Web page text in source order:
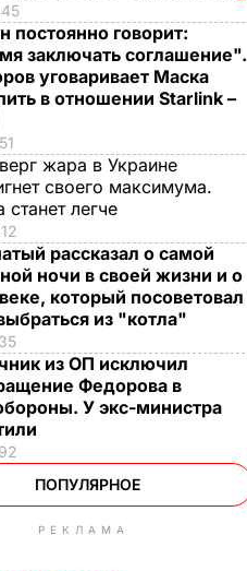
постоянно говорит:
заключать соглашение".
уговаривает Маска
в отношении Starlink –
жара в Украине
своего максимума.
станет легче
рассказал о самой
ночи в своей жизни и о
который посоветовал
из "котла"
из ОП исключил
Федорова в
У экс-министра
ПОПУЛЯРНОЕ
РЕКЛАМА